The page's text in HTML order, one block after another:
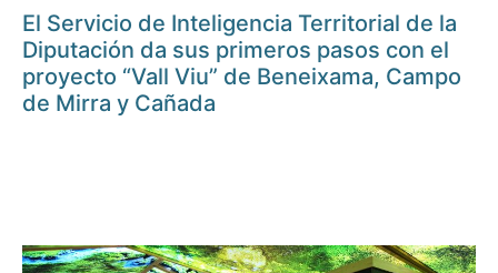
El Servicio de Inteligencia Territorial de la
Diputación da sus primeros pasos con el
proyecto “Vall Viu” de Beneixama, Campo
de Mirra y Cañada